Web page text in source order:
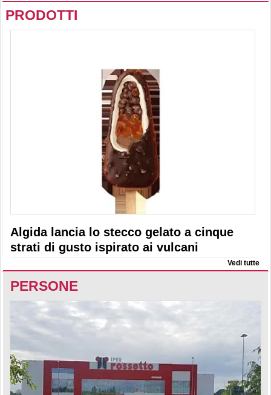
PRODOTTI
Algida lancia lo stecco gelato a cinque
strati di gusto ispirato ai vulcani
Vedi tutte
PERSONE